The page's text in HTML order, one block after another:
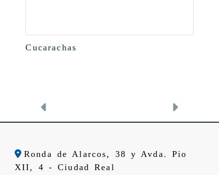
Cucarachas
Ronda de Alarcos, 38 y Avda. Pio
XII, 4 -Ciudad Real